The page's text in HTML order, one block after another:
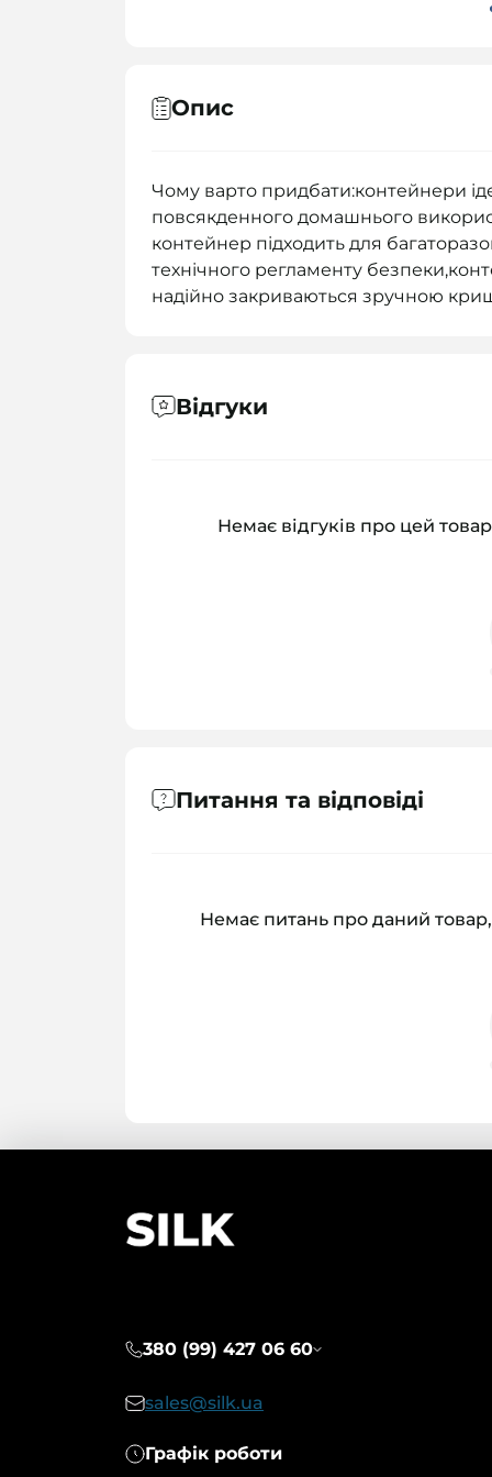
Опис
Чому варто придбати:контейнери
повсякденного домашнього
контейнер підходить для
технічного регламенту
надійно закриваються зручною
Відгуки
Немає відгуків про цей
Питання та відповіді
Немає питань про даний
380 (99) 427 06 60
sales@silk.ua
Графік роботи